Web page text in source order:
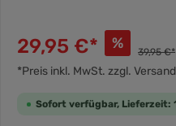
29,95 €* % 39,95 €*
*Preis inkl. MwSt. zzgl.
Sofort verfügbar, Lieferzeit: